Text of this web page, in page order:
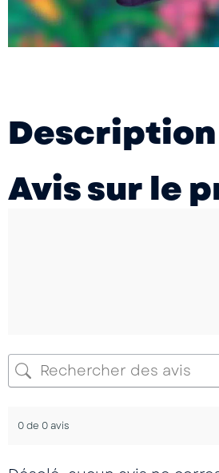
Avis sur le
0 de 0 avis